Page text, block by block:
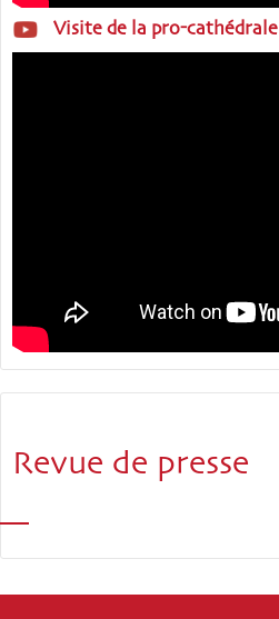
Visite de la pro-cathédrale
Revue de presse